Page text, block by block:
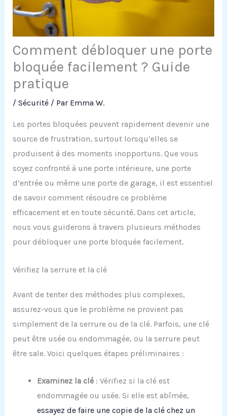
Comment débloquer une porte
bloquée facilement ? Guide
pratique
/ Sécurité/ Par Emma W.
Les portes bloquées peuvent rapidement devenir une
source de frustration, surtout lorsqu’elles se
produisent à des moments inopportuns. Que vous
soyez confronté à une porte intérieure, une porte
d’entrée ou même une porte de garage, il est essentiel
de savoir comment résoudre ce problème
efficacement et en toute sécurité. Dans cet article,
nous vous guiderons à travers plusieurs méthodes
pour débloquer une porte bloquée facilement.
Vérifiez la serrure et la clé
Avant de tenter des méthodes plus complexes,
assurez-vous que le problème ne provient pas
simplement de la serrure ou de la clé. Parfois, une clé
peut être usée ou endommagée, ou la serrure peut
être sale. Voici quelques étapes préliminaires :
Examinez la clé: Vérifiez si la clé est
endommagée ou usée. Si elle est abîmée,
essayez de faire une copie de la clé chez un